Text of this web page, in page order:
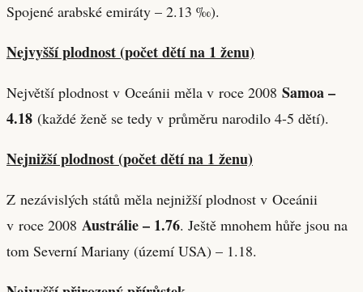
Spojené arabské emiráty – 2.13 ‰).
Nejvyšší plodnost (počet dětí na 1 ženu)
Největší plodnost v Oceánii měla v roce 2008 Samoa –
4.18 (každé ženě se tedy v průměru narodilo 4-5 dětí).
Nejnižší plodnost (počet dětí na 1 ženu)
Z nezávislých států měla nejnižší plodnost v Oceánii
v roce 2008 Austrálie – 1.76. Ještě mnohem hůře jsou na
tom Severní Mariany (území USA) – 1.18.